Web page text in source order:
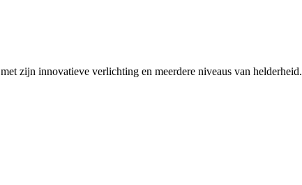
zijn innovatieve verlichting en meerdere niveaus van helderheid.